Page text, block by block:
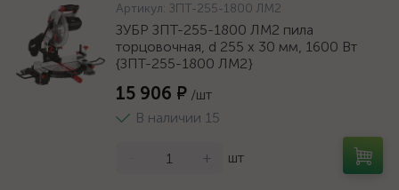
Артикул: ЗПТ-255-1800 ЛМ2
ЗУБР ЗПТ-255-1800 ЛМ2 пила
торцовочная, d 255 х 30 мм, 1600 Вт
{ЗПТ-255-1800 ЛМ2}
15 906 ₽ /шт
В наличии 15
+ шт